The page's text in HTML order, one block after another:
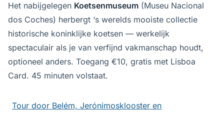
Het nabijgelegen Koetsenmuseum (Museu Nacional
dos Coches) herbergt ‘s werelds mooiste collectie
historische koninklijke koetsen — werkelijk
spectaculair als je van verfijnd vakmanschap houdt,
optioneel anders. Toegang €10, gratis met Lisboa
Card. 45 minuten volstaat.
Tour door Belém, Jerónimosklooster en